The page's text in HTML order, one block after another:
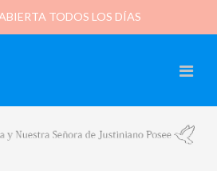
TODOS LOS DÍAS